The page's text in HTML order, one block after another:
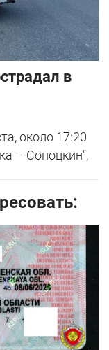
в
около 17:20
– Сопоцкин",